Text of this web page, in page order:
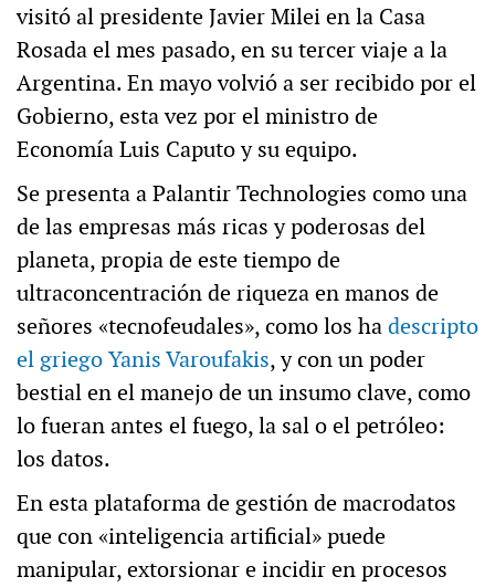
visitó al presidente Javier Milei en la Casa
Rosada el mes pasado, en su tercer viaje a la
Argentina. En mayo volvió a ser recibido por el
Gobierno, esta vez por el ministro de
Economía Luis Caputo y su equipo.
Se presenta a Palantir Technologies como una
de las empresas más ricas y poderosas del
planeta, propia de este tiempo de
ultraconcentración de riqueza en manos de
señores «tecnofeudales», como los hadescripto
el griego Yanis Varoufakis, y con un poder
bestial en el manejo de un insumo clave, como
lo fueran antes el fuego, la sal o el petróleo:
los datos.
En esta plataforma de gestión de macrodatos
que con «inteligencia artificial» puede
manipular, extorsionar e incidir en procesos